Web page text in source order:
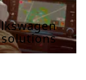
solutions